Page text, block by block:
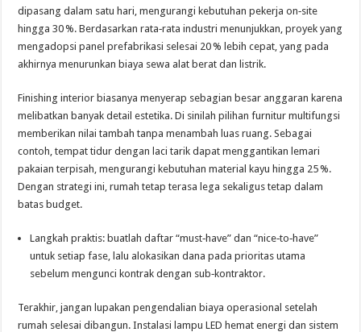
dipasang dalam satu hari, mengurangi kebutuhan pekerja on‑site
hingga 30 %. Berdasarkan rata‑rata industri menunjukkan, proyek yang
mengadopsi panel prefabrikasi selesai 20 % lebih cepat, yang pada
akhirnya menurunkan biaya sewa alat berat dan listrik.
Finishing interior biasanya menyerap sebagian besar anggaran karena
melibatkan banyak detail estetika. Di sinilah pilihan furnitur multifungsi
memberikan nilai tambah tanpa menambah luas ruang. Sebagai
contoh, tempat tidur dengan laci tarik dapat menggantikan lemari
pakaian terpisah, mengurangi kebutuhan material kayu hingga 25 %.
Dengan strategi ini, rumah tetap terasa lega sekaligus tetap dalam
batas budget.
Langkah praktis: buatlah daftar “must‑have” dan “nice‑to‑have”
untuk setiap fase, lalu alokasikan dana pada prioritas utama
sebelum mengunci kontrak dengan sub‑kontraktor.
Terakhir, jangan lupakan pengendalian biaya operasional setelah
rumah selesai dibangun. Instalasi lampu LED hemat energi dan sistem